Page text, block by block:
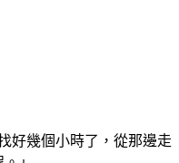
好幾個小時了，從那邊走